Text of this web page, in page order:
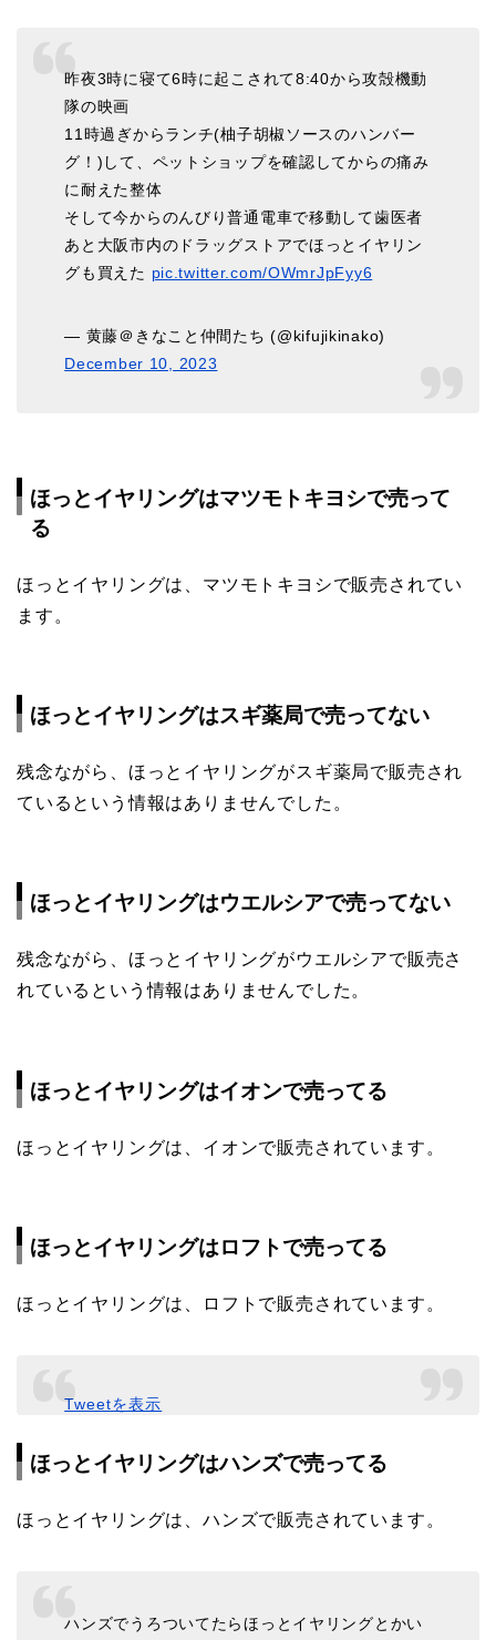
昨夜3時に寝て6時に起こされて8:40から攻殻機動
隊の映画
11時過ぎからランチ(柚子胡椒ソースのハンバー
グ！)して、ペットショップを確認してからの痛み
に耐えた整体
そして今からのんびり普通電車で移動して歯医者
あと大阪市内のドラッグストアでほっとイヤリン
グも買えた pic.twitter.com/OWmrJpFyy6
— 黄藤＠きなこと仲間たち (@kifujikinako)
December 10, 2023
ほっとイヤリングはマツモトキヨシで売って
る
ほっとイヤリングは、マツモトキヨシで販売されてい
ます。
ほっとイヤリングはスギ薬局で売ってない
残念ながら、ほっとイヤリングがスギ薬局で販売され
ているという情報はありませんでした。
ほっとイヤリングはウエルシアで売ってない
残念ながら、ほっとイヤリングがウエルシアで販売さ
れているという情報はありませんでした。
ほっとイヤリングはイオンで売ってる
ほっとイヤリングは、イオンで販売されています。
ほっとイヤリングはロフトで売ってる
ほっとイヤリングは、ロフトで販売されています。
Tweetを表示
ほっとイヤリングはハンズで売ってる
ほっとイヤリングは、ハンズで販売されています。
ハンズでうろついてたらほっとイヤリングとかい